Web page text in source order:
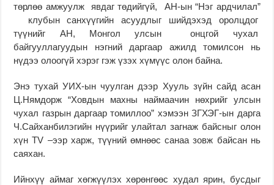
төрлөө амжуулж явдаг төдийгүй, АН-ын “Нэг ардчилал”
клубын санхүүгийн асуудлыг шийдэхэд оролцдог
түүнийг АН, Монгол улсын онцгой чухал
байгууллагуудын нэгний даргаар ажилд томилсон нь
нүдээ олоогүй хэрэг гэж үзэх хүмүүс олон байна.
Энэ тухай УИХ-ын чуулган дээр Хууль зүйн сайд асан
Ц.Нямдорж “Ховдын махны наймаачин нөхрийг улсын
чухал газрын даргаар томиллоо” хэмээн ЗГХЭГ-ын дарга
Ч.Сайханбилэгийн нүүрийг улайтал загнаж байсныг олон
хүн TV –ээр харж, түүний өмнөөс санаа зовж байсан нь
саяхан.
Ийнхүү аймаг хөгжүүлэх хөрөнгөөс худал ярин, бусдыг